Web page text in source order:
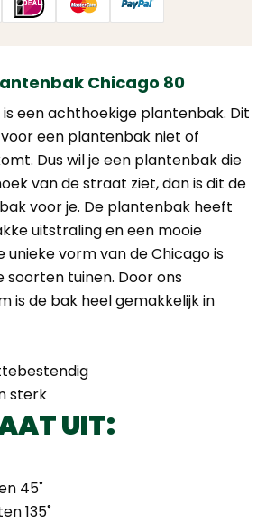
Chicago 80
een achthoekige plantenbak. Dit
een plantenbak niet of
Dus wil je een plantenbak die
van de straat ziet, dan is dit de
voor je. De plantenbak heeft
uitstraling en een mooie
unieke vorm van de Chicago is
soorten tuinen. Door ons
is de bak heel gemakkelijk in
sterk
UIT:
45˚
135˚